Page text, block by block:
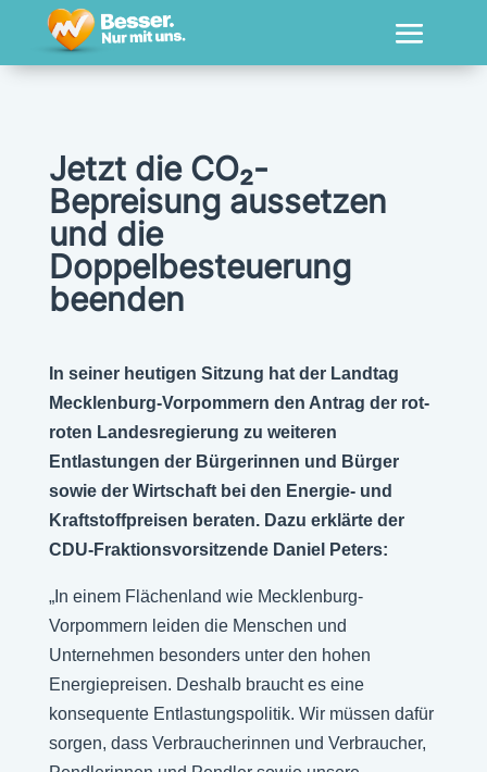
Jetzt die CO₂-
Bepreisung aussetzen
und die
Doppelbesteuerung
beenden
In seiner heutigen Sitzung hat der Landtag
Mecklenburg-Vorpommern den Antrag der rot-
roten Landesregierung zu weiteren
Entlastungen der Bürgerinnen und Bürger
sowie der Wirtschaft bei den Energie- und
Kraftstoffpreisen beraten. Dazu erklärte der
CDU-Fraktionsvorsitzende Daniel Peters:
„In einem Flächenland wie Mecklenburg-
Vorpommern leiden die Menschen und
Unternehmen besonders unter den hohen
Energiepreisen. Deshalb braucht es eine
konsequente Entlastungspolitik. Wir müssen dafür
sorgen, dass Verbraucherinnen und Verbraucher,